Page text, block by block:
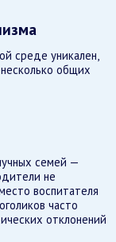
среде уникален,
общих
семей —
не
воспитателя
часто
отклонений